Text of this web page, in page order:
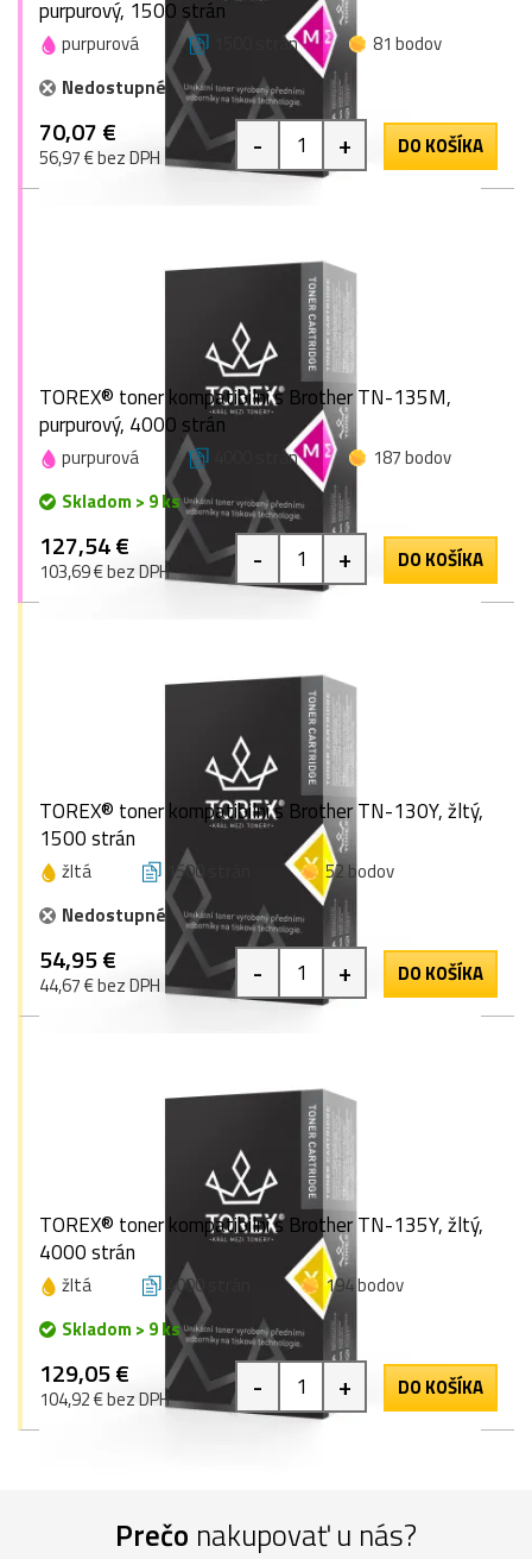
purpurový, 1500 strán
purpurová 1500 strán
81 bodov
Nedostupné
70,07 €
56,97 € bez DPH - + DO KOŠÍKA
TOREX® toner kompatibilní s Brother TN-135M,
purpurový, 4000 strán
purpurová 4000 strán
187 bodov
Skladom > 9 ks
127,54 €
103,69 € bez DPH - + DO KOŠÍKA
TOREX® toner kompatibilní s Brother TN-130Y, žltý,
1500 strán
žltá 1500 strán
52 bodov
Nedostupné
54,95 €
44,67 € bez DPH - + DO KOŠÍKA
TOREX® toner kompatibilní s Brother TN-135Y, žltý,
4000 strán
žltá 4000 strán
194 bodov
Skladom > 9 ks
129,05 €
104,92 € bez DPH - + DO KOŠÍKA
Prečo nakupovať u nás?